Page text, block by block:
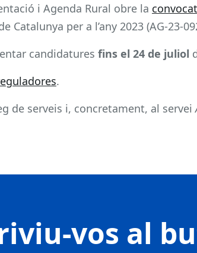
i Agenda Rural obre la
Catalunya per a l’any 2023 (AG-23-
candidatures fins el 24 de juliol
.
de serveis i, concretament, al servei
vos al